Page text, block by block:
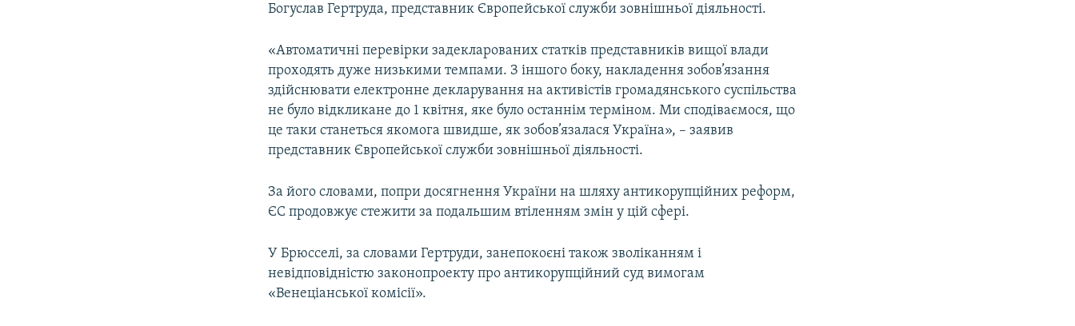
Богуслав Гертруда, представник Європейської служби зовнішньої діяльності.
«Автоматичні перевірки задекларованих статків представників вищої влади
проходять дуже низькими темпами. З іншого боку, накладення зобов’язання
здійснювати електронне декларування на активістів громадянського суспільства
не було відкликане до 1 квітня, яке було останнім терміном. Ми сподіваємося, що
це таки станеться якомога швидше, як зобов’язалася Україна», – заявив
представник Європейської служби зовнішньої діяльності.
За його словами, попри досягнення України на шляху антикорупційних реформ,
ЄС продовжує стежити за подальшим втіленням змін у цій сфері.
У Брюсселі, за словами Гертруди, занепокоєні також зволіканням і
невідповідністю законопроекту про антикорупційний суд вимогам
«Венеціанської комісії».